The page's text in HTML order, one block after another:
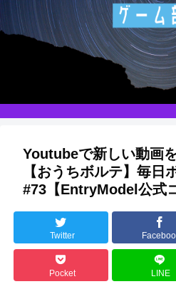
Youtubeで新しい動画
【おうちボルテ】毎日
#73【EntryModel公式
Twitter
Pocket LINE